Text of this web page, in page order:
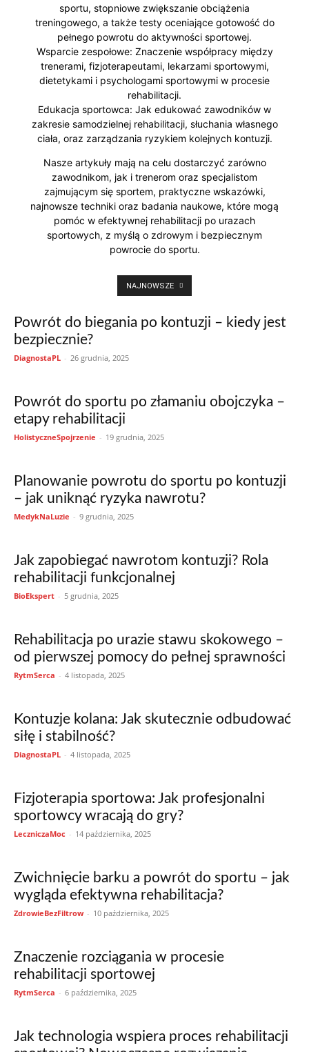
sportu, stopniowe zwiększanie obciążenia
treningowego, a także testy oceniające gotowość do
pełnego powrotu do aktywności sportowej.
Wsparcie zespołowe: Znaczenie współpracy między
trenerami, fizjoterapeutami, lekarzami sportowymi,
dietetykami i psychologami sportowymi w procesie
rehabilitacji.
Edukacja sportowca: Jak edukować zawodników w
zakresie samodzielnej rehabilitacji, słuchania własnego
ciała, oraz zarządzania ryzykiem kolejnych kontuzji.
Nasze artykuły mają na celu dostarczyć zarówno
zawodnikom, jak i trenerom oraz specjalistom
zajmującym się sportem, praktyczne wskazówki,
najnowsze techniki oraz badania naukowe, które mogą
pomóc w efektywnej rehabilitacji po urazach
sportowych, z myślą o zdrowym i bezpiecznym
powrocie do sportu.
NAJNOWSZE
Powrót do biegania po kontuzji – kiedy jest
bezpiecznie?
DiagnostaPL - 26 grudnia, 2025
Powrót do sportu po złamaniu obojczyka –
etapy rehabilitacji
HolistyczneSpojrzenie - 19 grudnia, 2025
Planowanie powrotu do sportu po kontuzji
– jak uniknąć ryzyka nawrotu?
MedykNaLuzie - 9 grudnia, 2025
Jak zapobiegać nawrotom kontuzji? Rola
rehabilitacji funkcjonalnej
BioEkspert - 5 grudnia, 2025
Rehabilitacja po urazie stawu skokowego –
od pierwszej pomocy do pełnej sprawności
RytmSerca - 4 listopada, 2025
Kontuzje kolana: Jak skutecznie odbudować
siłę i stabilność?
DiagnostaPL - 4 listopada, 2025
Fizjoterapia sportowa: Jak profesjonalni
sportowcy wracają do gry?
LeczniczaMoc - 14 października, 2025
Zwichnięcie barku a powrót do sportu – jak
wygląda efektywna rehabilitacja?
ZdrowieBezFiltrow - 10 października, 2025
Znaczenie rozciągania w procesie
rehabilitacji sportowej
RytmSerca - 6 października, 2025
Jak technologia wspiera proces rehabilitacji